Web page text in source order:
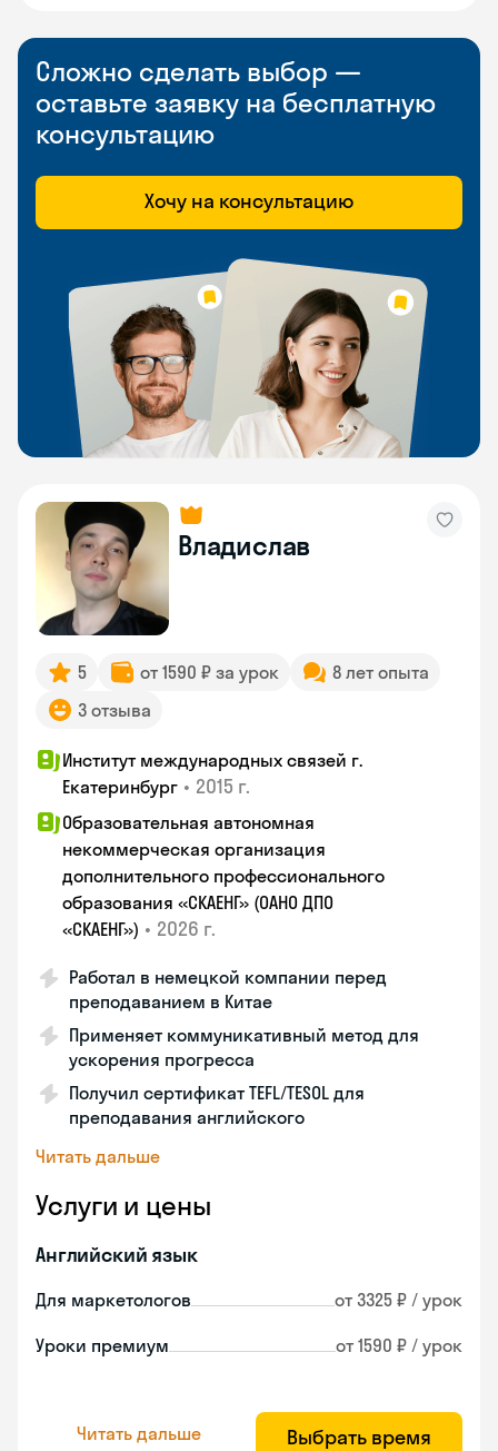
Сложно сделать выбор —
оставьте заявку на бесплатную
консультацию
Хочу на консультацию
Владислав
5 от 1590 ₽ за урок
8 лет опыта
3 отзыва
Институт международных связей г.
Екатеринбург • 2015 г.
Образовательная автономная
некоммерческая организация
дополнительного профессионального
образования «СКАЕНГ» (ОАНО ДПО
«СКАЕНГ») • 2026 г.
Работал в немецкой компании перед
преподаванием в Китае
Применяет коммуникативный метод для
ускорения прогресса
Получил сертификат TEFL/TESOL для
преподавания английского
Читать дальше
Услуги и цены
Английский язык
Для маркетологов от 3325 ₽ / урок
Уроки премиум от 1590 ₽ / урок
Читать дальше Выбрать время